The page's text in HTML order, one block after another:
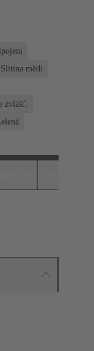
Slitina mědi
zvlášť.